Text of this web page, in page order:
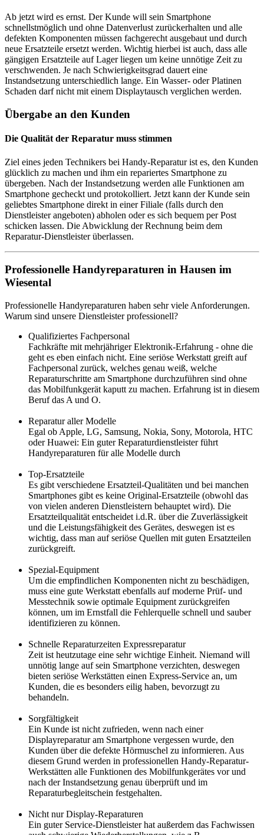
Ab jetzt wird es ernst. Der Kunde will sein Smartphone
schnellstmöglich und ohne Datenverlust zurückerhalten und alle
defekten Komponenten müssen fachgerecht ausgebaut und durch
neue Ersatzteile ersetzt werden. Wichtig hierbei ist auch, dass alle
gängigen Ersatzteile auf Lager liegen um keine unnötige Zeit zu
verschwenden. Je nach Schwierigkeitsgrad dauert eine
Instandsetzung unterschiedlich lange. Ein Wasser- oder Platinen
Schaden darf nicht mit einem Displaytausch verglichen werden.
Übergabe an den Kunden
Die Qualität der Reparatur muss stimmen
Ziel eines jeden Technikers bei Handy-Reparatur ist es, den Kunden
glücklich zu machen und ihm ein repariertes Smartphone zu
übergeben. Nach der Instandsetzung werden alle Funktionen am
Smartphone gecheckt und protokolliert. Jetzt kann der Kunde sein
geliebtes Smartphone direkt in einer Filiale (falls durch den
Dienstleister angeboten) abholen oder es sich bequem per Post
schicken lassen. Die Abwicklung der Rechnung beim dem
Reparatur-Dienstleister überlassen.
Professionelle Handyreparaturen in Hausen im
Wiesental
Professionelle Handyreparaturen haben sehr viele Anforderungen.
Warum sind unsere Dienstleister professionell?
Qualifiziertes Fachpersonal
Fachkräfte mit mehrjähriger Elektronik-Erfahrung - ohne die
geht es eben einfach nicht. Eine seriöse Werkstatt greift auf
Fachpersonal zurück, welches genau weiß, welche
Reparaturschritte am Smartphone durchzuführen sind ohne
das Mobilfunkgerät kaputt zu machen. Erfahrung ist in diesem
Beruf das A und O.
Reparatur aller Modelle
Egal ob Apple, LG, Samsung, Nokia, Sony, Motorola, HTC
oder Huawei: Ein guter Reparaturdienstleister führt
Handyreparaturen für alle Modelle durch
Top-Ersatzteile
Es gibt verschiedene Ersatzteil-Qualitäten und bei manchen
Smartphones gibt es keine Original-Ersatzteile (obwohl das
von vielen anderen Dienstleistern behauptet wird). Die
Ersatzteilqualität entscheidet i.d.R. über die Zuverlässigkeit
und die Leistungsfähigkeit des Gerätes, deswegen ist es
wichtig, dass man auf seriöse Quellen mit guten Ersatzteilen
zurückgreift.
Spezial-Equipment
Um die empfindlichen Komponenten nicht zu beschädigen,
muss eine gute Werkstatt ebenfalls auf moderne Prüf- und
Messtechnik sowie optimale Equipment zurückgreifen
können, um im Ernstfall die Fehlerquelle schnell und sauber
identifizieren zu können.
Schnelle Reparaturzeiten Expressreparatur
Zeit ist heutzutage eine sehr wichtige Einheit. Niemand will
unnötig lange auf sein Smartphone verzichten, deswegen
bieten seriöse Werkstätten einen Express-Service an, um
Kunden, die es besonders eilig haben, bevorzugt zu
behandeln.
Sorgfältigkeit
Ein Kunde ist nicht zufrieden, wenn nach einer
Displayreparatur am Smartphone vergessen wurde, den
Kunden über die defekte Hörmuschel zu informieren. Aus
diesem Grund werden in professionellen Handy-Reparatur-
Werkstätten alle Funktionen des Mobilfunkgerätes vor und
nach der Instandsetzung genau überprüft und im
Reparaturbegleitschein festgehalten.
Nicht nur Display-Reparaturen
Ein guter Service-Dienstleister hat außerdem das Fachwissen